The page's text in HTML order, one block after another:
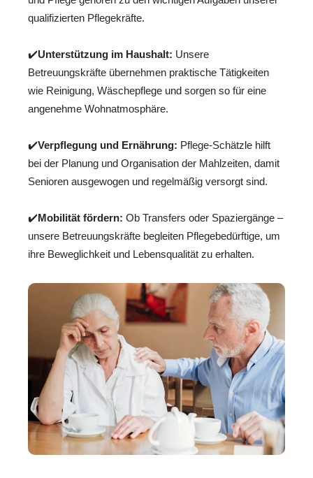
qualifizierten Pflegekräfte.
✔️Unterstützung im Haushalt: Unsere
Betreuungskräfte übernehmen praktische Tätigkeiten
wie Reinigung, Wäschepflege und sorgen so für eine
angenehme Wohnatmosphäre.
✔️Verpflegung und Ernährung: Pflege-Schätzle hilft
bei der Planung und Organisation der Mahlzeiten, damit
Senioren ausgewogen und regelmäßig versorgt sind.
✔️Mobilität fördern: Ob Transfers oder Spaziergänge –
unsere Betreuungskräfte begleiten Pflegebedürftige, um
ihre Beweglichkeit und Lebensqualität zu erhalten.